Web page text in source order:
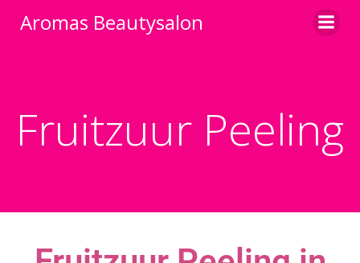
Aromas Beautysalon
Fruitzuur Peeling